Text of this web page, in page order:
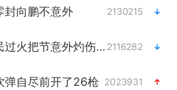
封向鹏不意外 2130215
云南一地村民过火把节意外灼伤16人 2116282
弹自尽前开了26枪 2023931